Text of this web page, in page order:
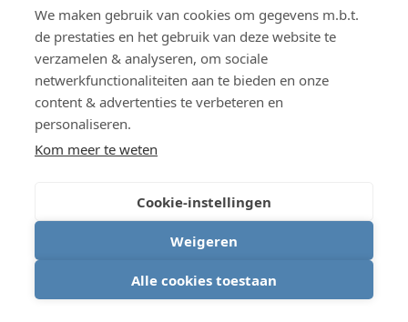
We maken gebruik van cookies om gegevens m.b.t.
de prestaties en het gebruik van deze website te
verzamelen & analyseren, om sociale
netwerkfunctionaliteiten aan te bieden en onze
content & advertenties te verbeteren en
personaliseren.
Kom meer te weten
Cookie-instellingen
Weigeren
Alle cookies toestaan